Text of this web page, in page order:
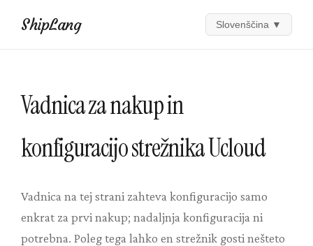
ShipLang Slovenščina ▼
Vadnica za nakup in
konfiguracijo strežnika Ucloud
Vadnica na tej strani zahteva konfiguracijo samo
enkrat za prvi nakup; nadaljnja konfiguracija ni
potrebna. Poleg tega lahko en strežnik gosti nešteto